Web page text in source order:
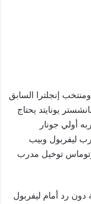
إنجلترا السابق
يونايتد يحتاج
أولي جونار
ليفربول وبيب
توخيل مدرب
دون رد أمام ليفربول